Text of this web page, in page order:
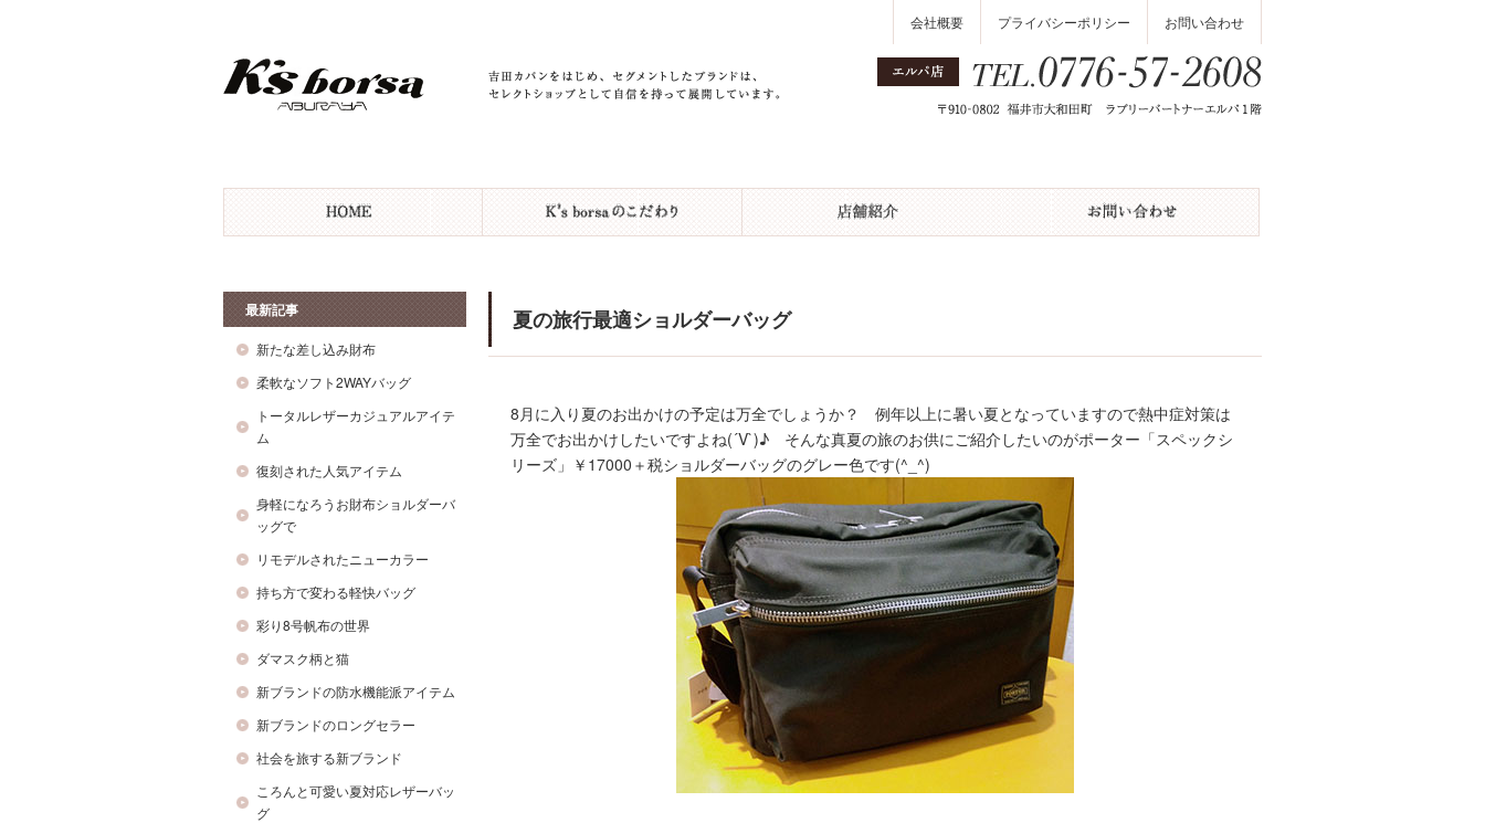
会社概要 プライバシーポリシー お問い合わせ
最新記事
新たな差し込み財布
柔軟なソフト2WAYバッグ
トータルレザーカジュアルアイテ
ム
復刻された人気アイテム
身軽になろうお財布ショルダーバ
ッグで
リモデルされたニューカラー
持ち方で変わる軽快バッグ
彩り8号帆布の世界
ダマスク柄と猫
新ブランドの防水機能派アイテム
新ブランドのロングセラー
社会を旅する新ブランド
ころんと可愛い夏対応レザーバッ
グ
夏の旅行最適ショルダーバッグ
8月に入り夏のお出かけの予定は万全でしょうか？ 例年以上に暑い夏となっていますので熱中症対策は
万全でお出かけしたいですよね(´V`)♪ そんな真夏の旅のお供にご紹介したいのがポーター「スペックシ
リーズ」￥17000＋税ショルダーバッグのグレー色です(^_^)